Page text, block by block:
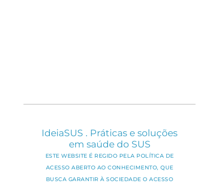
IdeiaSUS . Práticas e soluções
em saúde do SUS
ESTE WEBSITE É REGIDO PELA POLÍTICA DE
ACESSO ABERTO AO CONHECIMENTO, QUE
BUSCA GARANTIR À SOCIEDADE O ACESSO